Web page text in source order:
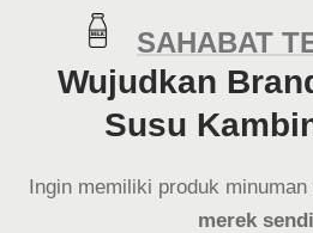
SAHABAT
Wujudkan
Susu
Ingin memiliki produk
merek